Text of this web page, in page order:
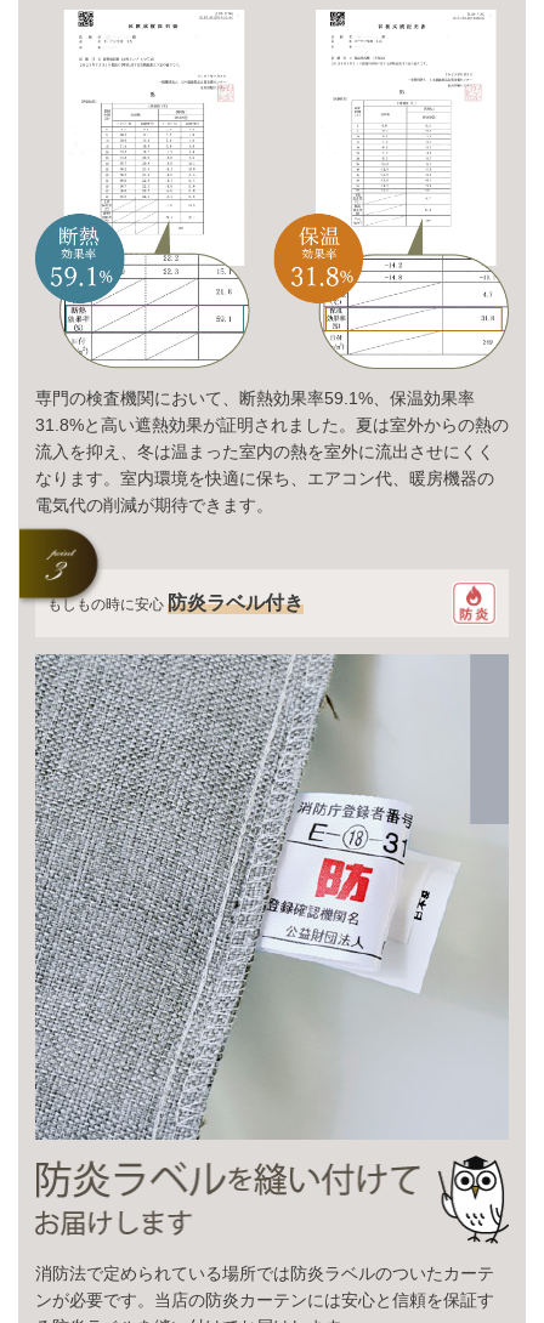
専門の検査機関において、断熱効果率59.1%、保温効果率
31.8%と高い遮熱効果が証明されました。夏は室外からの熱の
流入を抑え、冬は温まった室内の熱を室外に流出させにくく
なります。室内環境を快適に保ち、エアコン代、暖房機器の
電気代の削減が期待できます。
もしもの時に安心 防炎ラベル付き
消防法で定められている場所では防炎ラベルのついたカーテ
ンが必要です。当店の防炎カーテンには安心と信頼を保証す